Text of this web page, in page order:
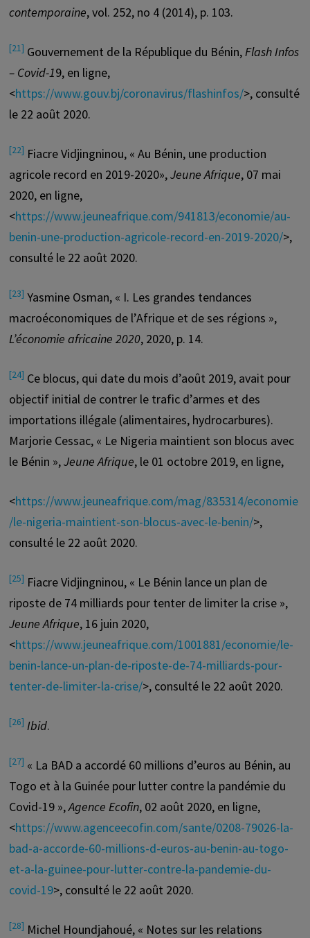
contemporaine, vol. 252, no 4 (2014), p. 103.
[21] Gouvernement de la République du Bénin,Flash Infos
– Covid-19, en ligne,
<https://www.gouv.bj/coronavirus/flashinfos/>, consulté
le 22 août 2020.
[22] Fiacre Vidjingninou, « Au Bénin, une production
agricole record en 2019-2020»,Jeune Afrique, 07 mai
2020, en ligne,
<https://www.jeuneafrique.com/941813/economie/au-
benin-une-production-agricole-record-en-2019-2020/>,
consulté le 22 août 2020.
[23] Yasmine Osman, « I. Les grandes tendances
macroéconomiques de l’Afrique et de ses régions »,
L’économie africaine 2020, 2020, p. 14.
[24] Ce blocus, qui date du mois d’août 2019, avait pour
objectif initial de contrer le trafic d’armes et des
importations illégale (alimentaires, hydrocarbures).
Marjorie Cessac, « Le Nigeria maintient son blocus avec
le Bénin »,Jeune Afrique, le 01 octobre 2019, en ligne,
<https://www.jeuneafrique.com/mag/835314/economie
/le-nigeria-maintient-son-blocus-avec-le-benin/>,
consulté le 22 août 2020.
[25] Fiacre Vidjingninou, « Le Bénin lance un plan de
riposte de 74 milliards pour tenter de limiter la crise »,
Jeune Afrique, 16 juin 2020,
<https://www.jeuneafrique.com/1001881/economie/le-
benin-lance-un-plan-de-riposte-de-74-milliards-pour-
tenter-de-limiter-la-crise/>, consulté le 22 août 2020.
[26] Ibid.
[27] « La BAD a accordé 60 millions d’euros au Bénin, au
Togo et à la Guinée pour lutter contre la pandémie du
Covid-19 »,Agence Ecofin, 02 août 2020, en ligne,
<https://www.agenceecofin.com/sante/0208-79026-la-
bad-a-accorde-60-millions-d-euros-au-benin-au-togo-
et-a-la-guinee-pour-lutter-contre-la-pandemie-du-
covid-19>, consulté le 22 août 2020.
[28] Michel Houndjahoué, « Notes sur les relations